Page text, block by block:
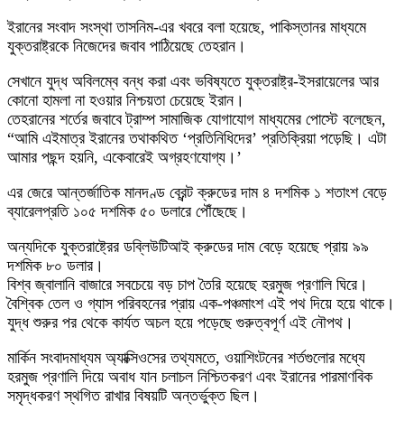
ইরানের সংবাদ সংস্থা তাসনিম-এর খবরে বলা হয়েছে, পাকিস্তানর মাধ্যমে
যুক্তরাষ্ট্রকে নিজেদের জবাব পাঠিয়েছে তেহরান।
সেখানে যুদ্ধ অবিলম্বে বন্ধ করা এবং ভবিষ্যতে যুক্তরাষ্ট্র-ইসরায়েলের আর
কোনো হামলা না হওয়ার নিশ্চয়তা চেয়েছে ইরান।
তেহরানের শর্তের জবাবে ট্রাম্প সামাজিক যোগাযোগ মাধ্যমের পোস্টে বলেছেন,
“আমি এইমাত্র ইরানের তথাকথিত ‘প্রতিনিধিদের’ প্রতিক্রিয়া পড়েছি। এটা
আমার পছন্দ হয়নি, একেবারেই অগ্রহণযোগ্য।’
এর জেরে আন্তর্জাতিক মানদণ্ড ব্রেন্ট ক্রুডের দাম ৪ দশমিক ১ শতাংশ বেড়ে
ব্যারেলপ্রতি ১০৫ দশমিক ৫০ ডলারে পৌঁছেছে।
অন্যদিকে যুক্তরাষ্ট্রের ডব্লিউটিআই ক্রুডের দাম বেড়ে হয়েছে প্রায় ৯৯
দশমিক ৮০ ডলার।
বিশ্ব জ্বালানি বাজারে সবচেয়ে বড় চাপ তৈরি হয়েছে হরমুজ প্রণালি ঘিরে।
বৈশ্বিক তেল ও গ্যাস পরিবহনের প্রায় এক-পঞ্চমাংশ এই পথ দিয়ে হয়ে থাকে।
যুদ্ধ শুরুর পর থেকে কার্যত অচল হয়ে পড়েছে গুরুত্বপূর্ণ এই নৌপথ।
মার্কিন সংবাদমাধ্যম অ্যাক্সিওসের তথ্যমতে, ওয়াশিংটনের শর্তগুলোর মধ্যে
হরমুজ প্রণালি দিয়ে অবাধ যান চলাচল নিশ্চিতকরণ এবং ইরানের পারমাণবিক
সমৃদ্ধকরণ স্থগিত রাখার বিষয়টি অন্তর্ভুক্ত ছিল।